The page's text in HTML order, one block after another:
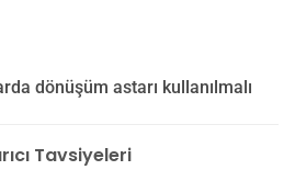
dönüşüm astarı kullanılmalı
Tavsiyeleri